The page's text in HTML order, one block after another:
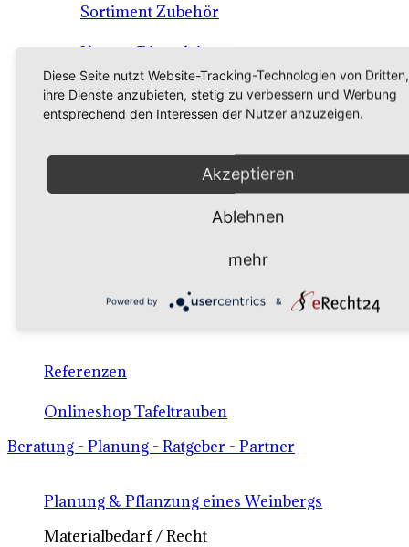
Sortiment Zubehör
Unsere Dienstleistungen
ANTES - Consulting
So finden Sie uns / Lieferbedingungen
Reben, So finden Sie uns, Preise
Lieferbedingungen für Reben / AGB
Referenzen
Onlineshop Tafeltrauben
Beratung - Planung - Ratgeber - Partner
Planung & Pflanzung eines Weinbergs
Materialbedarf / Recht
Diese Seite nutzt Website-Tracking-Technologien von
ihre Dienste anzubieten, stetig zu verbessern und Werbung
entsprechend den Interessen der Nutzer anzuzeigen.
Akzeptieren
Ablehnen
mehr
Powered by &